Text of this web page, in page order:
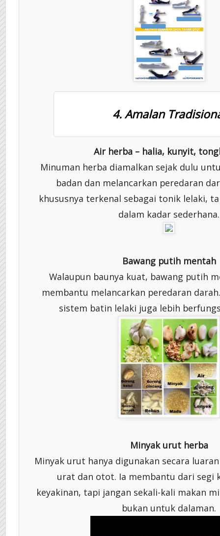
4. Amalan
Air herba – halia, kunyit,
Minuman herba diamalkan sejak dulu
badan dan melancarkan peredaran
khususnya terkenal sebagai tonik lelaki,
dalam kadar sederhana.
Bawang putih mentah
Walaupun baunya kuat, bawang putih
membantu melancarkan peredaran
sistem batin lelaki juga lebih
Minyak urut herba
Minyak urut hanya digunakan secara
urat dan otot. Ia membantu dari segi
keyakinan, tapi jangan sekali-kali makan
bukan untuk dalaman.